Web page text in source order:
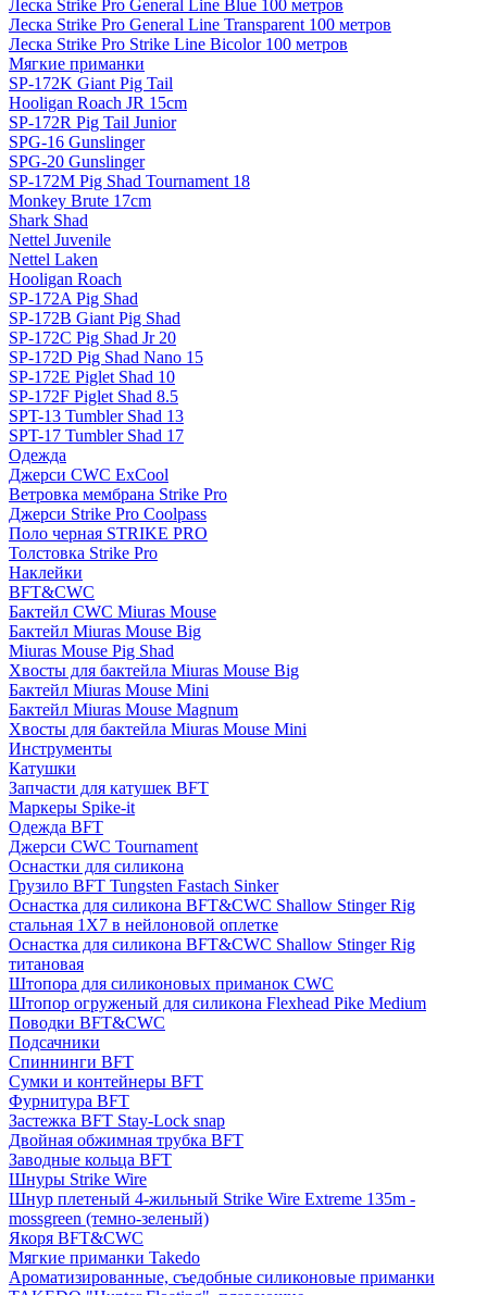
Леска Strike Pro General Line Blue 100 метров
Леска Strike Pro General Line Transparent 100 метров
Леска Strike Pro Strike Line Bicolor 100 метров
Мягкие приманки
SP-172K Giant Pig Tail
Hooligan Roach JR 15cm
SP-172R Pig Tail Junior
SPG-16 Gunslinger
SPG-20 Gunslinger
SP-172M Pig Shad Tournament 18
Monkey Brute 17cm
Shark Shad
Nettel Juvenile
Nettel Laken
Hooligan Roach
SP-172A Pig Shad
SP-172B Giant Pig Shad
SP-172C Pig Shad Jr 20
SP-172D Pig Shad Nano 15
SP-172E Piglet Shad 10
SP-172F Piglet Shad 8.5
SPT-13 Tumbler Shad 13
SPT-17 Tumbler Shad 17
Одежда
Джерси CWC ExCool
Ветровка мембрана Strike Pro
Джерси Strike Pro Coolpass
Поло черная STRIKE PRO
Толстовка Strike Pro
Наклейки
BFT&CWC
Бактейл CWC Miuras Mouse
Бактейл Miuras Mouse Big
Miuras Mouse Pig Shad
Хвосты для бактейла Miuras Mouse Big
Бактейл Miuras Mouse Mini
Бактейл Miuras Mouse Magnum
Хвосты для бактейла Miuras Mouse Mini
Инструменты
Катушки
Запчасти для катушек BFT
Маркеры Spike-it
Одежда BFT
Джерси CWC Tournament
Оснастки для силикона
Грузило BFT Tungsten Fastach Sinker
Оснастка для силикона BFT&CWC Shallow Stinger Rig
стальная 1X7 в нейлоновой оплетке
Оснастка для силикона BFT&CWC Shallow Stinger Rig
титановая
Штопора для силиконовых приманок CWC
Штопор огруженый для силикона Flexhead Pike Medium
Поводки BFT&CWC
Подсачники
Спиннинги BFT
Сумки и контейнеры BFT
Фурнитура BFT
Застежка BFT Stay-Lock snap
Двойная обжимная трубка BFT
Заводные кольца BFT
Шнуры Strike Wire
Шнур плетеный 4-жильный Strike Wire Extreme 135m -
mossgreen (темно-зеленый)
Якоря BFT&CWC
Мягкие приманки Takedo
Ароматизированные, съедобные силиконовые приманки